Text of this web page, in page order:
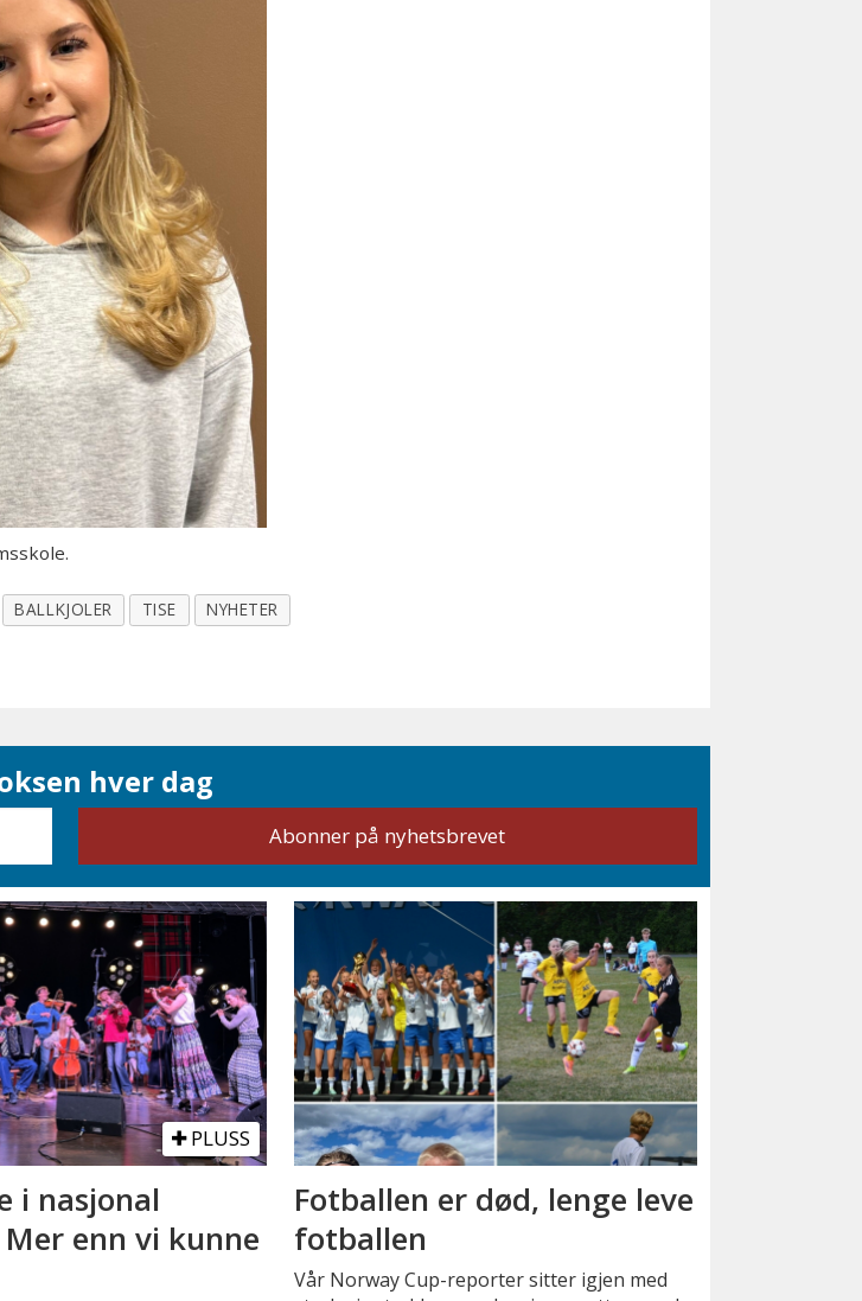
BALLKJOLER TISE NYHETER
hver dag
PLUSS
i nasjonal
enn vi kunne
Fotballen er død, lenge leve
fotballen
Vår Norway Cup-reporter sitter igjen med